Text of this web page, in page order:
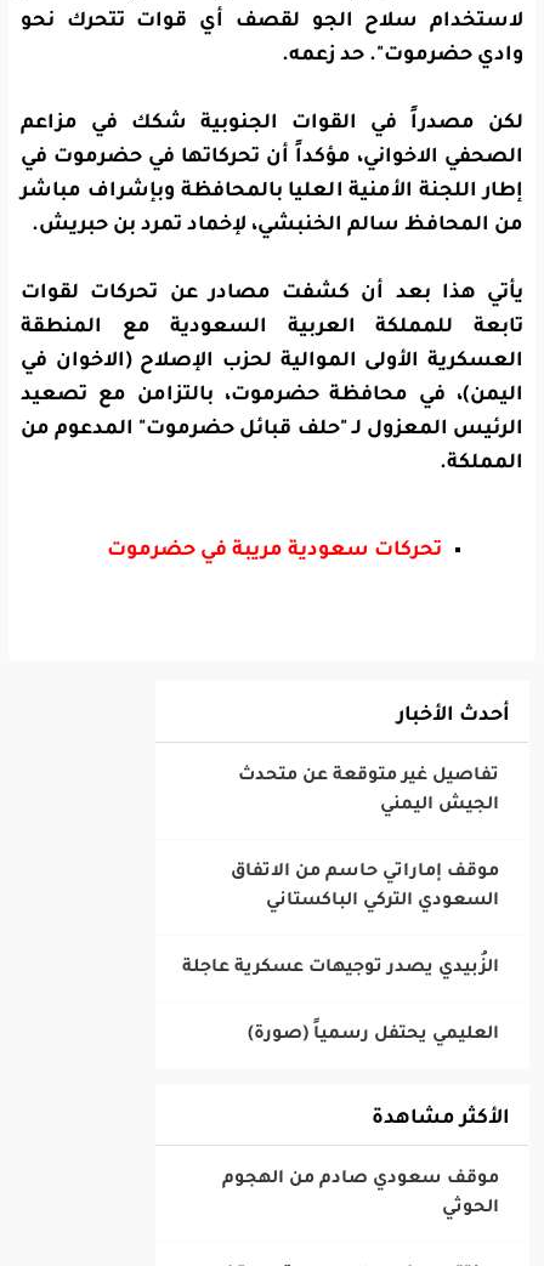
لاستخدام سلاح الجو لقصف أي قوات تتحرك نحو
وادي حضرموت". حد زعمه.
لكن مصدراً في القوات الجنوبية شكك في مزاعم
الصحفي الاخواني، مؤكداً أن تحركاتها في حضرموت في
إطار اللجنة الأمنية العليا بالمحافظة وبإشراف مباشر
من المحافظ سالم الخنبشي، لإخماد تمرد بن حبريش.
يأتي هذا بعد أن كشفت مصادر عن تحركات لقوات
تابعة للمملكة العربية السعودية مع المنطقة
العسكرية الأولى الموالية لحزب الإصلاح (الاخوان في
اليمن)، في محافظة حضرموت، بالتزامن مع تصعيد
الرئيس المعزول لـ "حلف قبائل حضرموت" المدعوم من
المملكة.
تحركات سعودية مريبة في حضرموت
أحدث الأخبار
‎تفاصيل غير متوقعة عن متحدث
الجيش اليمني
‎موقف إماراتي حاسم من الاتفاق
السعودي التركي الباكستاني
الأكثر مشاهدة
‎موقف سعودي صادم من الهجوم
الحوثي